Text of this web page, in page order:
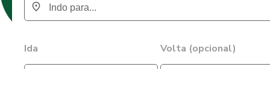
Ida Volta (opcional)